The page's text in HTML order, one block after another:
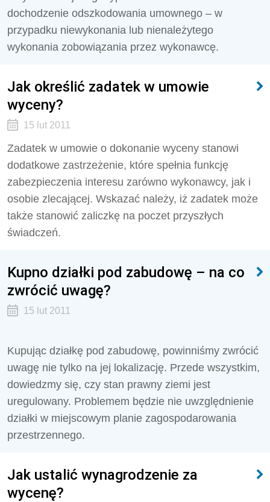
dochodzenie odszkodowania umownego – w
przypadku niewykonania lub nienależytego
wykonania zobowiązania przez wykonawcę.
Jak określić zadatek w umowie
wyceny?
15 lut 2011
Zadatek w umowie o dokonanie wyceny stanowi
dodatkowe zastrzeżenie, które spełnia funkcję
zabezpieczenia interesu zarówno wykonawcy, jak i
osobie zlecającej. Wskazać należy, iż zadatek może
także stanowić zaliczkę na poczet przyszłych
świadczeń.
Kupno działki pod zabudowę – na co
zwrócić uwagę?
15 lut 2011
Kupując działkę pod zabudowę, powinniśmy zwrócić
uwagę nie tylko na jej lokalizację. Przede wszystkim,
dowiedzmy się, czy stan prawny ziemi jest
uregulowany. Problemem będzie nie uwzględnienie
działki w miejscowym planie zagospodarowania
przestrzennego.
Jak ustalić wynagrodzenie za
wycenę?